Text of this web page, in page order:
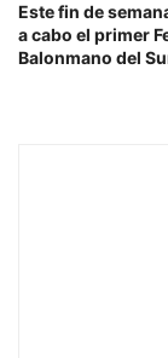
Este fin de
a cabo el primer
Balonmano del